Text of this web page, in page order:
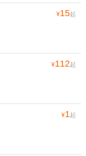
¥15起
¥112起
¥1起